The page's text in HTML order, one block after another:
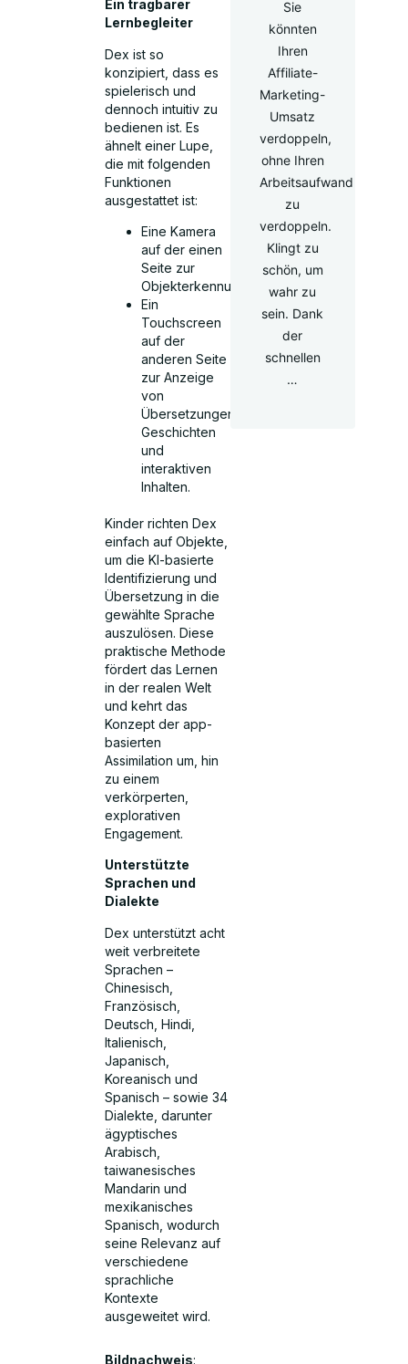
Ein tragbarer
Lernbegleiter
Dex ist so
konzipiert, dass es
spielerisch und
dennoch intuitiv zu
bedienen ist. Es
ähnelt einer Lupe,
die mit folgenden
Funktionen
ausgestattet ist:
Eine Kamera
auf der einen
Seite zur
Objekterkennung.
Ein
Touchscreen
auf der
anderen Seite
zur Anzeige
von
Übersetzungen,
Geschichten
und
interaktiven
Inhalten.
Kinder richten Dex
einfach auf Objekte,
um die KI-basierte
Identifizierung und
Übersetzung in die
gewählte Sprache
auszulösen. Diese
praktische Methode
fördert das Lernen
in der realen Welt
und kehrt das
Konzept der app-
basierten
Assimilation um, hin
zu einem
verkörperten,
explorativen
Engagement.
Unterstützte
Sprachen und
Dialekte
Dex unterstützt acht
weit verbreitete
Sprachen –
Chinesisch,
Französisch,
Deutsch, Hindi,
Italienisch,
Japanisch,
Koreanisch und
Spanisch – sowie 34
Dialekte, darunter
ägyptisches
Arabisch,
taiwanesisches
Mandarin und
mexikanisches
Spanisch, wodurch
seine Relevanz auf
verschiedene
sprachliche
Kontexte
ausgeweitet wird.
Bildnachweis:
Sie
könnten
Ihren
Affiliate-
Marketing-
Umsatz
verdoppeln,
ohne Ihren
Arbeitsaufwand
zu
verdoppeln.
Klingt zu
schön, um
wahr zu
sein. Dank
der
schnellen
…